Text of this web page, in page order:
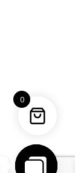
0